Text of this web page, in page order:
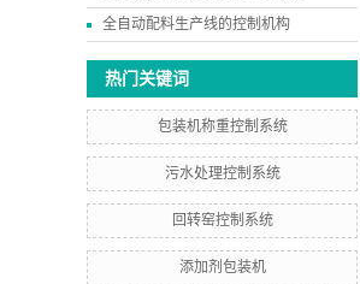
全自动配料生产线的控制机构
热门关键词
包装机称重控制系统
污水处理控制系统
回转窑控制系统
添加剂包装机